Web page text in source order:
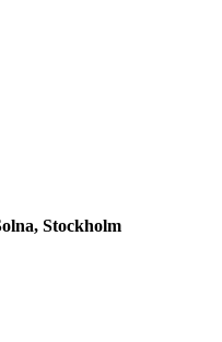
Stockholm